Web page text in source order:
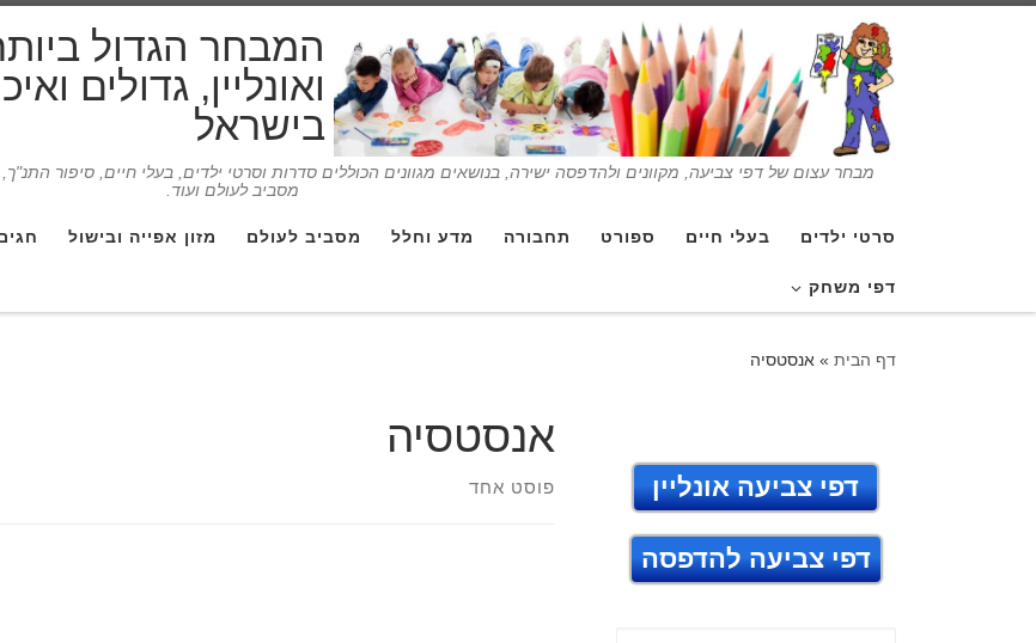
המבחר הגדול
ואונליין, גדולים
בישראל
מבחר עצום של דפי צביעה, מקוונים ולהדפסה ישירה, בנושאים מגוונים הכוללים סדרות וסרטי ילדים, בעלי חיים, סיפור
מסביב לעולם ועוד.
סרטי ילדים בעלי חיים ספורט תחבורה מדע וחלל מסביב לעולם מזון אפייה ובישול
דפי משחק
דף הבית » אנסטסיה
אנסטסיה
פוסט אחד דפי צביעה אונליין
דפי צביעה להדפסה